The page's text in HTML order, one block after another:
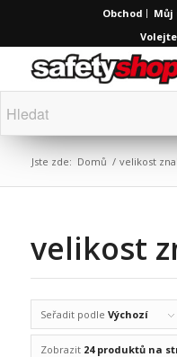
Obchod Můj
Jste zde: Domů / velikost
velikost
Seřadit podle Výchozí
Zobrazit 24 produktů na